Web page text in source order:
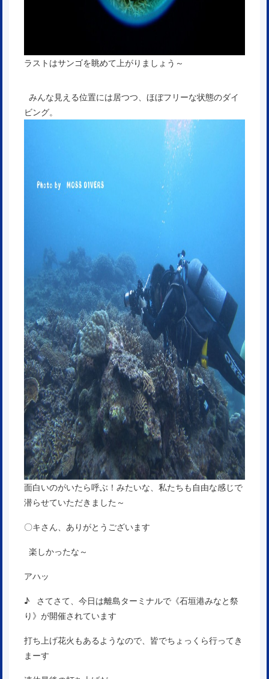
ラストはサンゴを眺めて上がりましょう～
みんな見える位置には居つつ、ほぼフリーな状態のダイ
ビング。
面白いのがいたら呼ぶ！みたいな、私たちも自由な感じで
潜らせていただきました～
〇キさん、ありがとうございます
楽しかったな～
アハッ
♪ さてさて、今日は離島ターミナルで《石垣港みなと祭
り》が開催されています
打ち上げ花火もあるようなので、皆でちょっくら行ってき
まーす